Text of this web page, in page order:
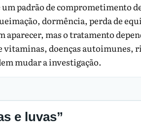
padrão de comprometimento
dormência, perda de
mas o tratamento
vitaminas, doenças autoimunes,
mudar a investigação.